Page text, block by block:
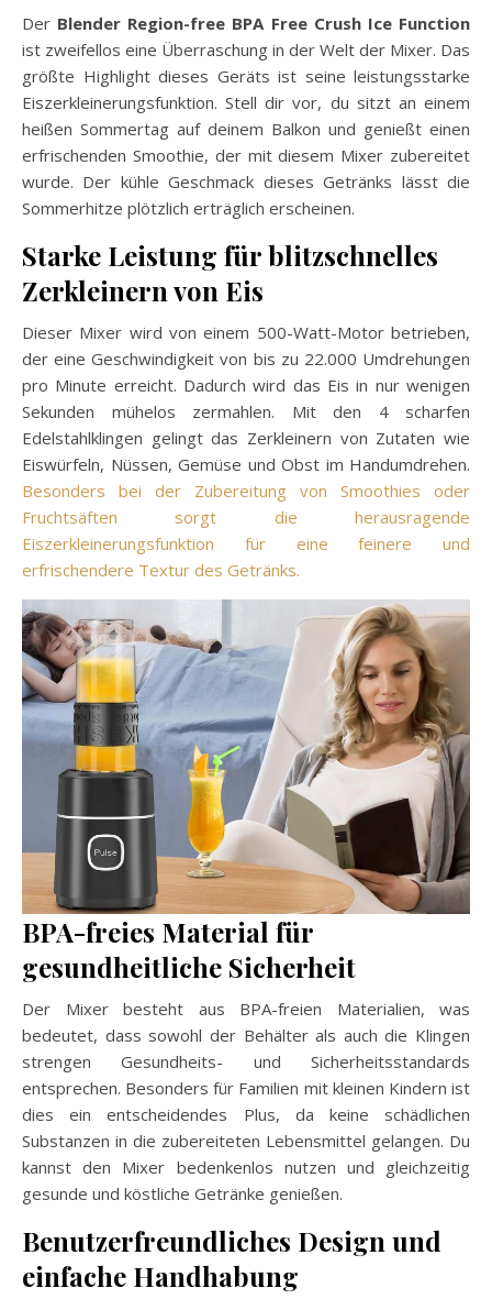
Der Blender Region-free BPA Free Crush Ice Function
ist zweifellos eine Überraschung in der Welt der Mixer. Das
größte Highlight dieses Geräts ist seine leistungsstarke
Eiszerkleinerungsfunktion. Stell dir vor, du sitzt an einem
heißen Sommertag auf deinem Balkon und genießt einen
erfrischenden Smoothie, der mit diesem Mixer zubereitet
wurde. Der kühle Geschmack dieses Getränks lässt die
Sommerhitze plötzlich erträglich erscheinen.
Starke Leistung für blitzschnelles
Zerkleinern von Eis
Dieser Mixer wird von einem 500-Watt-Motor betrieben,
der eine Geschwindigkeit von bis zu 22.000 Umdrehungen
pro Minute erreicht. Dadurch wird das Eis in nur wenigen
Sekunden mühelos zermahlen. Mit den 4 scharfen
Edelstahlklingen gelingt das Zerkleinern von Zutaten wie
Eiswürfeln, Nüssen, Gemüse und Obst im Handumdrehen.
Besonders bei der Zubereitung von Smoothies oder
Fruchtsäften sorgt die herausragende
Eiszerkleinerungsfunktion für eine feinere und
erfrischendere Textur des Getränks.
BPA-freies Material für
gesundheitliche Sicherheit
Der Mixer besteht aus BPA-freien Materialien, was
bedeutet, dass sowohl der Behälter als auch die Klingen
strengen Gesundheits- und Sicherheitsstandards
entsprechen. Besonders für Familien mit kleinen Kindern ist
dies ein entscheidendes Plus, da keine schädlichen
Substanzen in die zubereiteten Lebensmittel gelangen. Du
kannst den Mixer bedenkenlos nutzen und gleichzeitig
gesunde und köstliche Getränke genießen.
Benutzerfreundliches Design und
einfache Handhabung